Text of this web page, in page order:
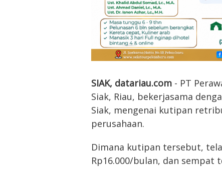
SIAK, datariau.com - PT
Siak, Riau, bekerjasama
Siak, mengenai kutipan
perusahaan.
Dimana kutipan tersebut,
Rp16.000/bulan, dan